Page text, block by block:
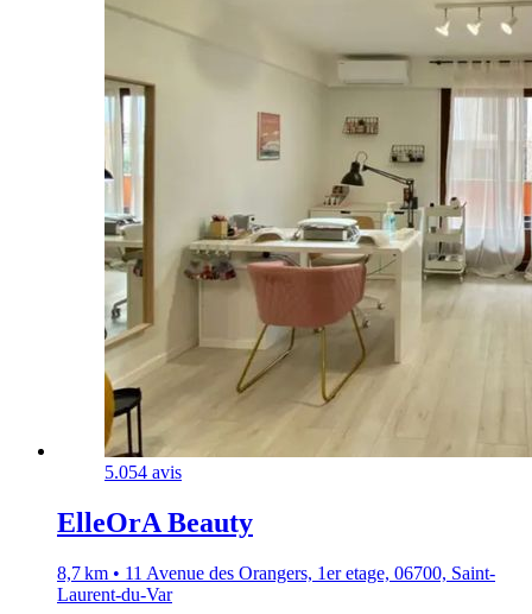
5.054 avis
ElleOrA Beauty
8,7 km • 11 Avenue des Orangers, 1er etage, 06700, Saint-
Laurent-du-Var